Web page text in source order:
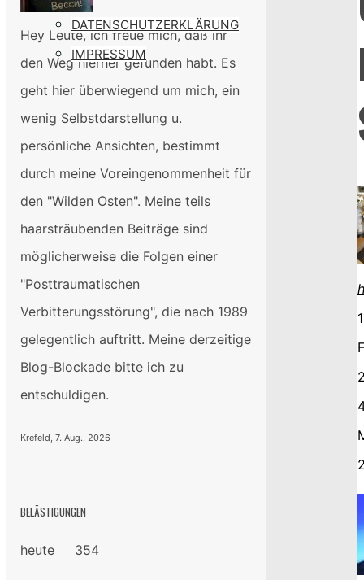
DATENSCHUTZERKLÄRUNG
IMPRESSUM
Hey Leute, ich freue mich, daß ihr
den Weg hierher gefunden habt. Es
geht hier überwiegend um mich, ein
wenig Selbstdarstellung u.
persönliche Ansichten, bestimmt
durch meine Voreingenommenheit für
den "Wilden Osten". Meine teils
haarsträubenden Beiträge sind
möglicherweise die Folgen einer
"Posttraumatischen
Verbitterungsstörung", die nach 1989
gelegentlich auftritt. Meine derzeitige
Blog-Blockade bitte ich zu
entschuldigen.
Krefeld, 7. Aug.. 2026
BELÄSTIGUNGEN
heute 354